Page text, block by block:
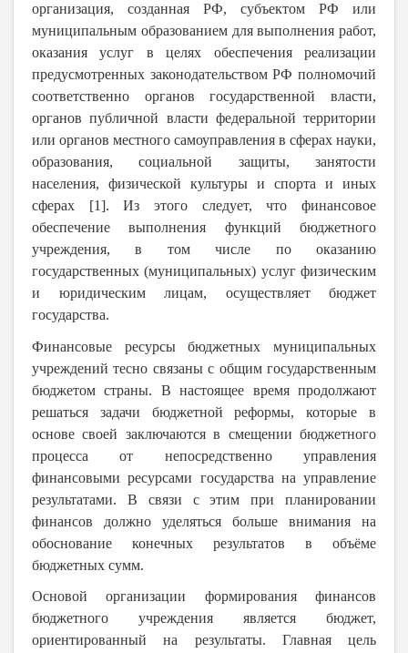
организация, созданная РФ, субъектом РФ или
муниципальным образованием для выполнения работ,
оказания услуг в целях обеспечения реализации
предусмотренных законодательством РФ полномочий
соответственно органов государственной власти,
органов публичной власти федеральной территории
или органов местного самоуправления в сферах науки,
образования, социальной защиты, занятости
населения, физической культуры и спорта и иных
сферах [1]. Из этого следует, что финансовое
обеспечение выполнения функций бюджетного
учреждения, в том числе по оказанию
государственных (муниципальных) услуг физическим
и юридическим лицам, осуществляет бюджет
государства.
Финансовые ресурсы бюджетных муниципальных
учреждений тесно связаны с общим государственным
бюджетом страны. В настоящее время продолжают
решаться задачи бюджетной реформы, которые в
основе своей заключаются в смещении бюджетного
процесса от непосредственно управления
финансовыми ресурсами государства на управление
результатами. В связи с этим при планировании
финансов должно уделяться больше внимания на
обоснование конечных результатов в объёме
бюджетных сумм.
Основой организации формирования финансов
бюджетного учреждения является бюджет,
ориентированный на результаты. Главная цель